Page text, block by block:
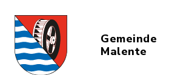
Gemeinde
Malente